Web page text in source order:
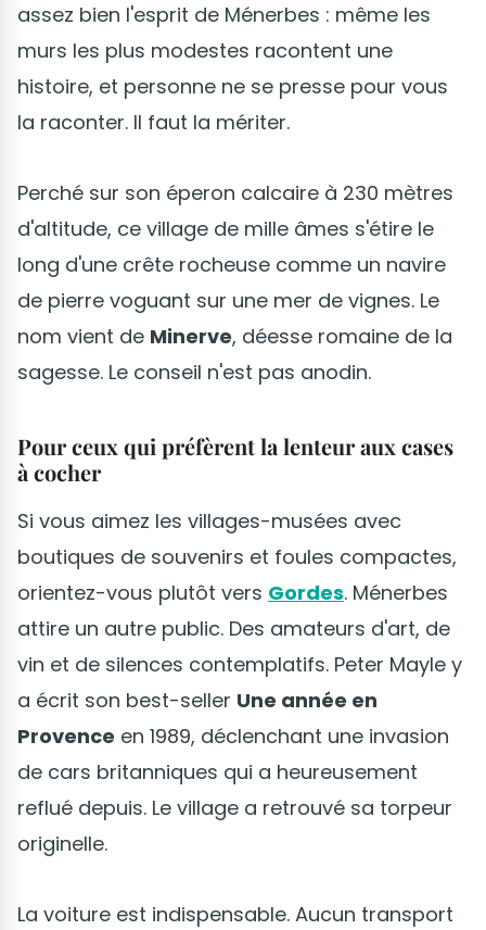
assez bien l'esprit de Ménerbes : même les
murs les plus modestes racontent une
histoire, et personne ne se presse pour vous
la raconter. Il faut la mériter.
Perché sur son éperon calcaire à 230 mètres
d'altitude, ce village de mille âmes s'étire le
long d'une crête rocheuse comme un navire
de pierre voguant sur une mer de vignes. Le
nom vient de Minerve, déesse romaine de la
sagesse. Le conseil n'est pas anodin.
Pour ceux qui préfèrent la lenteur aux cases
à cocher
Si vous aimez les villages-musées avec
boutiques de souvenirs et foules compactes,
orientez-vous plutôt vers Gordes. Ménerbes
attire un autre public. Des amateurs d'art, de
vin et de silences contemplatifs. Peter Mayle y
a écrit son best-seller Une année en
Provence en 1989, déclenchant une invasion
de cars britanniques qui a heureusement
reflué depuis. Le village a retrouvé sa torpeur
originelle.
La voiture est indispensable. Aucun transport